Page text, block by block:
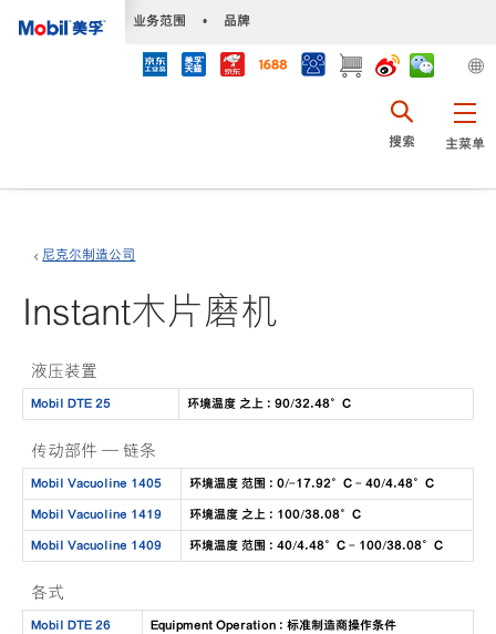
业务范围 • 品牌
主菜单
搜索
尼克尔制造公司
Instant木片磨机
液压装置
Mobil DTE 25 环境温度 之上 : 90/32.48°C
传动部件 — 链条
Mobil Vacuoline 1405 环境温度 范围 : 0/-17.92°C - 40/4.48°C
Mobil Vacuoline 1419 环境温度 之上 : 100/38.08°C
Mobil Vacuoline 1409 环境温度 范围 : 40/4.48°C - 100/38.08°C
各式
Mobil DTE 26 Equipment Operation : 标准制造商操作条件